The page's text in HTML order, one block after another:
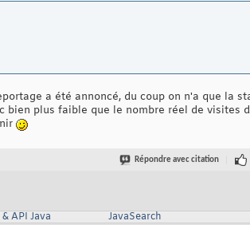
a été annoncé, du coup on n'a que la
bien plus faible que le nombre réel de visites
Répondre avec citation
API Java
JavaSearch